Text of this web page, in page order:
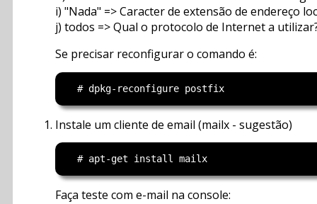
i) "Nada" => Caracter de extensão de endereço
j) todos => Qual o protocolo de Internet a
Se precisar reconfigurar o comando é:
Instale um cliente de email (mailx - sugestão)
Faça teste com e-mail na console: